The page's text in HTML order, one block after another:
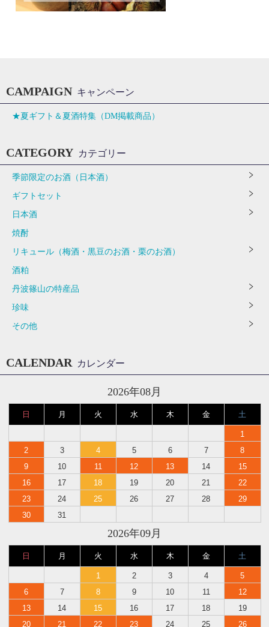
CAMPAIGN キャンペーン
★夏ギフト＆夏酒特集（DM掲載商品）
CATEGORY カテゴリー
季節限定のお酒（日本酒）
ギフトセット
日本酒
焼酎
リキュール（梅酒・黒豆のお酒・栗のお酒）
酒粕
丹波篠山の特産品
珍味
その他
CALENDAR カレンダー
2026年08月
日 月 火 水 木 金 土
1
2
3 4 5 6 7
8
9
10 11 12 13 14
15
16
17 18 19 20 21
22
23
24 25 26 27 28
29
30
31
2026年09月
日 月 火 水 木 金 土
1 2 3 4
5
6
7 8 9 10 11
12
13
14 15 16 17 18
19
20
21 22 23 24 25 26